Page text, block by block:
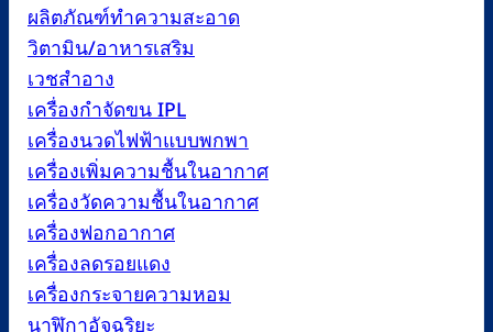
ผลิตภัณฑ์ทำความสะอาด
วิตามิน/อาหารเสริม
เวชสำอาง
เครื่องกำจัดขน IPL
เครื่องนวดไฟฟ้าแบบพกพา
เครื่องเพิ่มความชื้นในอากาศ
เครื่องวัดความชื้นในอากาศ
เครื่องฟอกอากาศ
เครื่องลดรอยแดง
เครื่องกระจายความหอม